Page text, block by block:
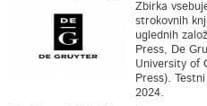
Zbirka
strokovnih
uglednih
Press, De
University of
Press).
2024.